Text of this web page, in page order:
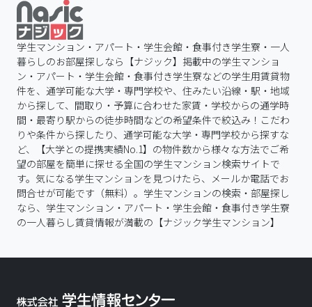
学生マンション・アパート・学生会館・食事付き学生寮・一人
暮らしのお部屋探しなら【ナジック】掲載中の学生マンショ
ン・アパート・学生会館・食事付き学生寮などの学生用賃貸物
件を、通学可能な大学・専門学校や、住みたい沿線・駅・地域
から探して、間取り・予算に合わせた家賃・学校からの通学時
間・最寄り駅からの徒歩時間などの希望条件で絞込み！こだわ
りや条件から探したり、通学可能な大学・専門学校から探すな
ど、【大学との提携実績No.1】の物件数から様々な方法でご希
望の部屋を簡単に探せる全国の学生マンション検索サイトで
す。気になる学生マンションを見つけたら、メールか電話でお
問合せが可能です（無料）。学生マンションの検索・部屋探し
なら、学生マンション・アパート・学生会館・食事付き学生寮
の一人暮らし賃貸情報が満載の【ナジック学生マンション】